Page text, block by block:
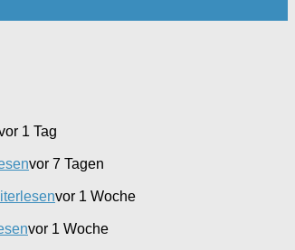
1 Tag
vor 7 Tagen
vor 1 Woche
vor 1 Woche